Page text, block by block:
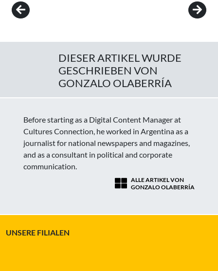
Post navigation
DIESER ARTIKEL WURDE
GESCHRIEBEN VON
GONZALO OLABERRÍA
Before starting as a Digital Content Manager at
Cultures Connection, he worked in Argentina as a
journalist for national newspapers and magazines,
and as a consultant in political and corporate
communication.
ALLE ARTIKEL VON
GONZALO OLABERRÍA
UNSERE FILIALEN